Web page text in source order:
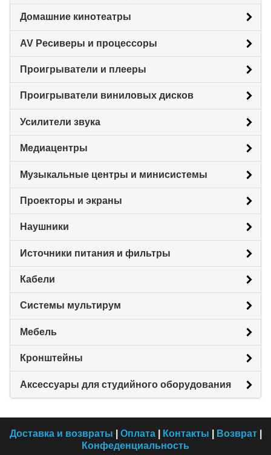
Домашние кинотеатры
AV Ресиверы и процессоры
Проигрыватели и плееры
Проигрыватели виниловых дисков
Усилители звука
Медиацентры
Музыкальные центры и минисистемы
Проекторы и экраны
Наушники
Источники питания и фильтры
Кабели
Системы мультирум
Мебель
Кронштейны
Аксессуары для студийного оборудования
Доставка и возвраты Оплата| Контакты Возврат|
Конфеденциальность